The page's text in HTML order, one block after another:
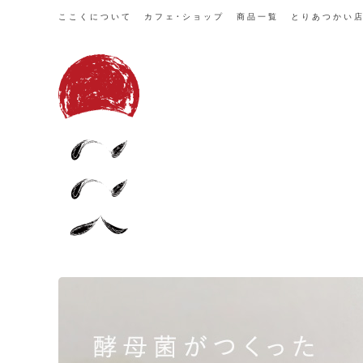
ここくについて カフェ・ショップ 商品一覧 とりあつかい